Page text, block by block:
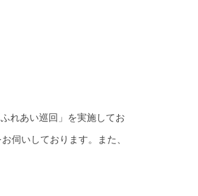
れあい巡回」を実施してお
伺いしております。また、